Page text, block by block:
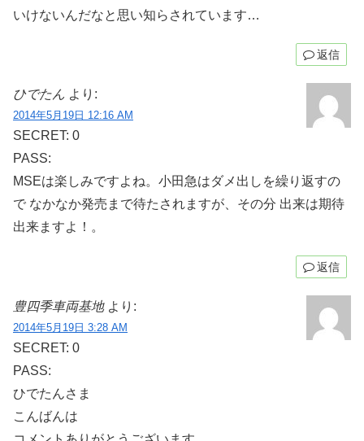
いけないんだなと思い知らされています…
返信
ひでたん より:
2014年5月19日 12:16 AM
SECRET: 0
PASS:
MSEは楽しみですよね。小田急はダメ出しを繰り返すの
で なかなか発売まで待たされますが、その分 出来は期待
出来ますよ！。
返信
豊四季車両基地 より:
2014年5月19日 3:28 AM
SECRET: 0
PASS:
ひでたんさま
こんばんは